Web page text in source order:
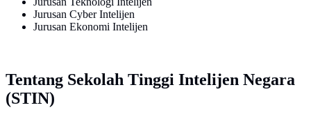
Jurusan Cyber Intelijen
Jurusan Ekonomi Intelijen
Tentang Sekolah Tinggi Intelijen Negara
(STIN)